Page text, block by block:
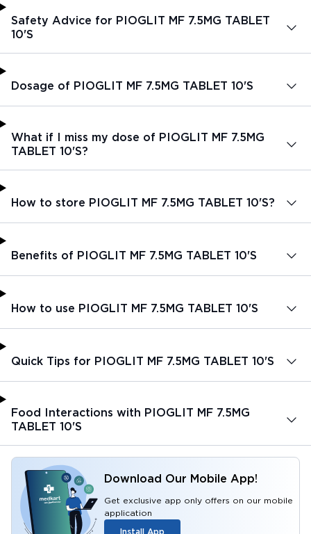
Safety Advice for PIOGLIT MF 7.5MG TABLET
10'S
Dosage of PIOGLIT MF 7.5MG TABLET 10'S
What if I miss my dose of PIOGLIT MF 7.5MG
TABLET 10'S?
How to store PIOGLIT MF 7.5MG TABLET 10'S?
Benefits of PIOGLIT MF 7.5MG TABLET 10'S
How to use PIOGLIT MF 7.5MG TABLET 10'S
Quick Tips for PIOGLIT MF 7.5MG TABLET 10'S
Food Interactions with PIOGLIT MF 7.5MG
TABLET 10'S
Download Our Mobile App!
Get exclusive app only offers on our mobile
application
Install App